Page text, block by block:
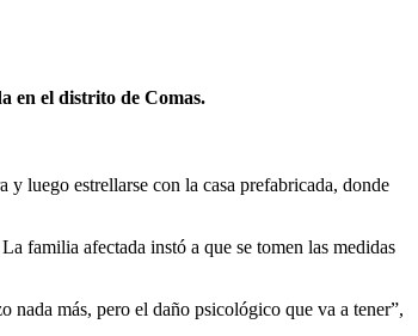
en el distrito de Comas.
luego estrellarse con la casa prefabricada, donde
familia afectada instó a que se tomen las medidas
nada más, pero el daño psicológico que va a tener”,